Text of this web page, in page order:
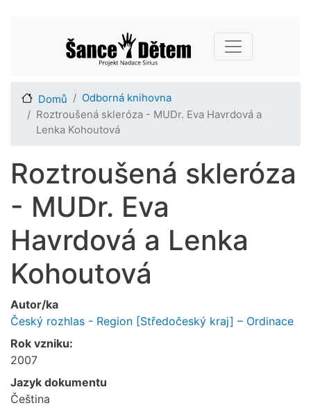
hlavnímu
obsahu
Main navigation
Domů
Odborná knihovna
Roztroušená skleróza - MUDr. Eva Havrdová a
Lenka Kohoutová
Roztroušená skleróza
- MUDr. Eva
Havrdová a Lenka
Kohoutová
Autor/ka
Český rozhlas - Region [Středočeský kraj] – Ordinace
Rok vzniku:
2007
Jazyk dokumentu
Čeština